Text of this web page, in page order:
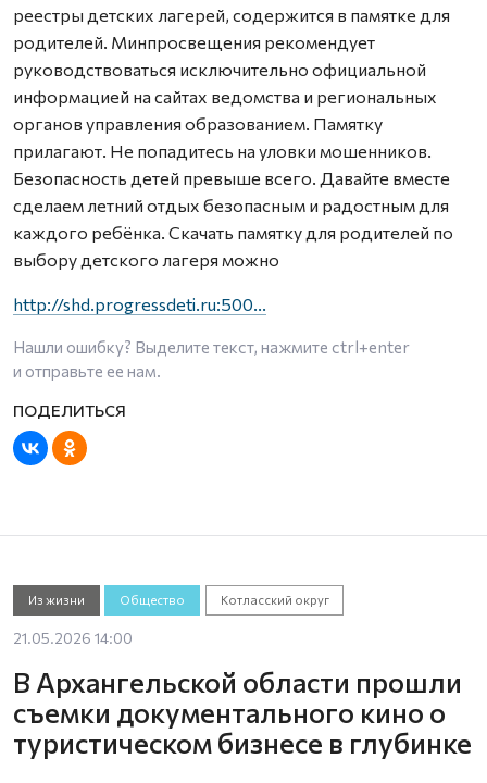
реестры детских лагерей, содержится в памятке для
родителей. Минпросвещения рекомендует
руководствоваться исключительно официальной
информацией на сайтах ведомства и региональных
органов управления образованием. Памятку
прилагают. Не попадитесь на уловки мошенников.
Безопасность детей превыше всего. Давайте вместе
сделаем летний отдых безопасным и радостным для
каждого ребёнка. Скачать памятку для родителей по
выбору детского лагеря можно
http://shd.progressdeti.ru:500...
Нашли ошибку? Выделите текст, нажмите ctrl+enter
и отправьте ее нам.
Из жизни Общество Котласский округ
21.05.2026 14:00
В Архангельской области прошли
съемки документального кино о
туристическом бизнесе в глубинке